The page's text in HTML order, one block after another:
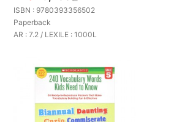
ISBN : 9780393356502
Paperback
AR : 7.2 / LEXILE : 1000L